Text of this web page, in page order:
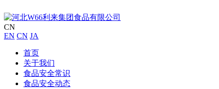
CN
EN CN JA
首页
关于我们
食品安全常识
食品安全动态